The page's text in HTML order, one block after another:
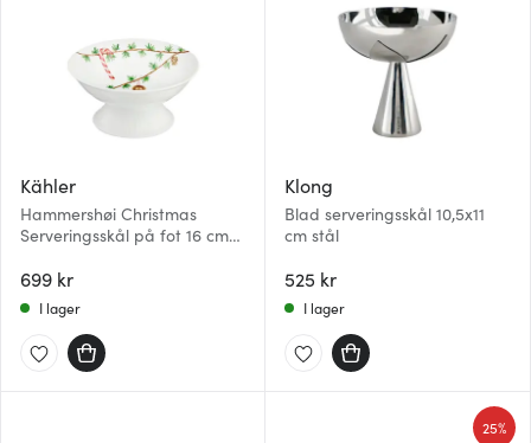
Kähler
Hammershøi Christmas
Serveringsskål på fot 16 cm
699 kr
I lager
Klong
Blad serveringsskål 10,5x11
cm stål
525 kr
I lager
25%